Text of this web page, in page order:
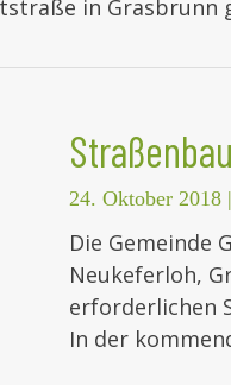
in
24. Oktober 2018 |
Die Gemeinde
Neukeferloh,
erforderlichen
In der